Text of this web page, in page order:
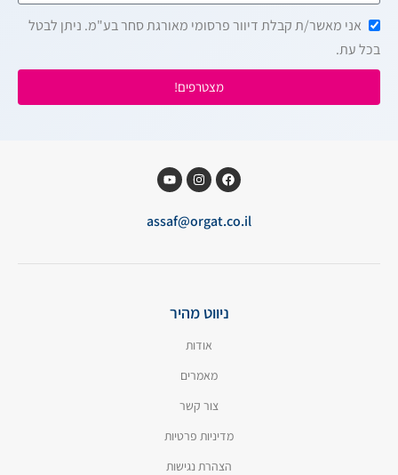
אני מאשר/ת קבלת דיוור פרסומי מאורגת סחר בע"מ. ניתן לבטל
בכל עת.
מצטרפים!
assaf@orgat.co.il
ניווט מהיר
אודות
מאמרים
צור קשר
מדיניות פרטיות
הצהרת נגישות